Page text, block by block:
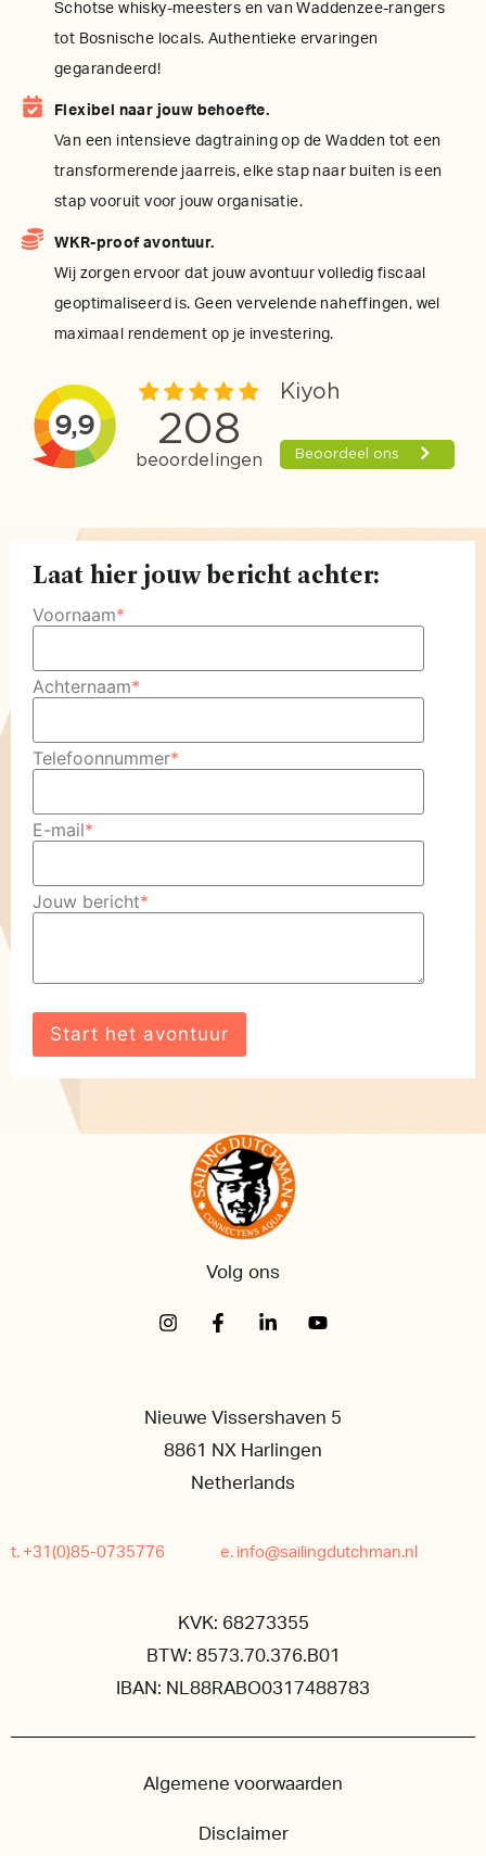
Schotse whisky-meesters en van Waddenzee-rangers
tot Bosnische locals. Authentieke ervaringen
gegarandeerd!
Flexibel naar jouw behoefte.
Van een intensieve dagtraining op de Wadden tot een
transformerende jaarreis, elke stap naar buiten is een
stap vooruit voor jouw organisatie.
WKR-proof avontuur.
Wij zorgen ervoor dat jouw avontuur volledig fiscaal
geoptimaliseerd is. Geen vervelende naheffingen, wel
maximaal rendement op je investering.
Laat hier jouw bericht achter:
Voornaam*
Achternaam*
Telefoonnummer*
E-mail*
Jouw bericht*
Volg ons
Nieuwe Vissershaven 5
8861 NX Harlingen
Netherlands
t. +31(0)85-0735776 e. info@sailingdutchman.nl
KVK: 68273355
BTW: 8573.70.376.B01
IBAN: NL88RABO0317488783
Algemene voorwaarden
Disclaimer